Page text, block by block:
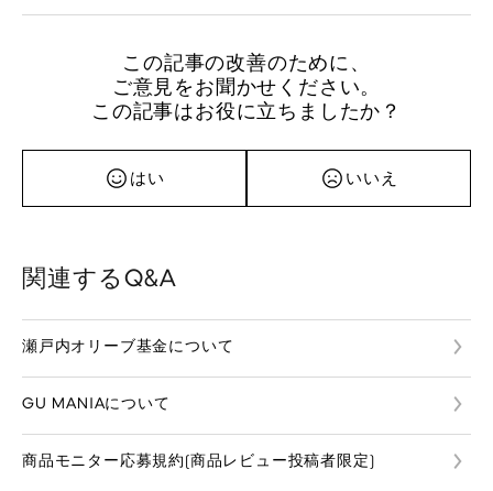
この記事の改善のために、
ご意見をお聞かせください。
この記事はお役に立ちましたか？
はい いいえ
関連するQ&A
瀬戸内オリーブ基金について
GU MANIAについて
商品モニター応募規約(商品レビュー投稿者限定)